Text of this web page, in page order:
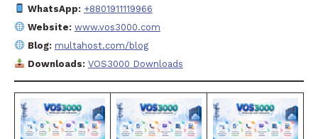
WhatsApp: +8801911119966
Website: www.vos3000.com
Blog: multahost.com/blog
Downloads: VOS3000 Downloads